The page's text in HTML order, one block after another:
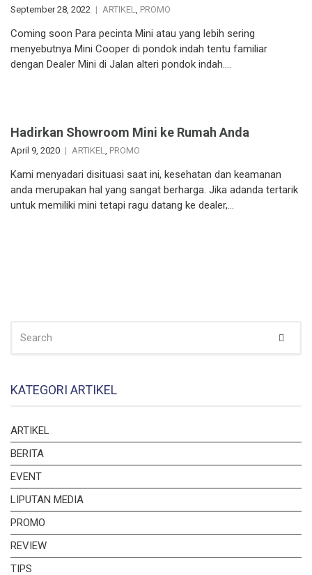
September 28, 2022 ARTIKEL, PROMO
Coming soon Para pecinta Mini atau yang lebih sering
menyebutnya Mini Cooper di pondok indah tentu familiar
dengan Dealer Mini di Jalan alteri pondok indah….
Hadirkan Showroom Mini ke Rumah Anda
April 9, 2020 ARTIKEL, PROMO
Kami menyadari disituasi saat ini, kesehatan dan keamanan
anda merupakan hal yang sangat berharga. Jika adanda tertarik
untuk memiliki mini tetapi ragu datang ke dealer,…
FOR:
KATEGORI ARTIKEL
ARTIKEL
BERITA
EVENT
LIPUTAN MEDIA
PROMO
REVIEW
TIPS